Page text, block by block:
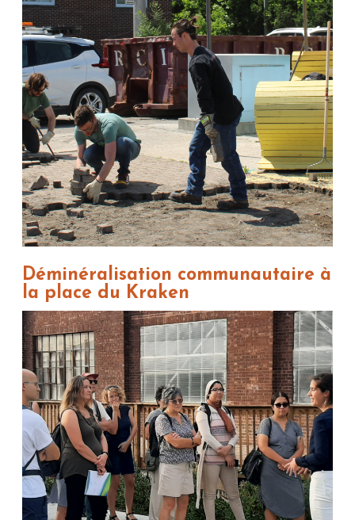
Déminéralisation communautaire à
la place du Kraken